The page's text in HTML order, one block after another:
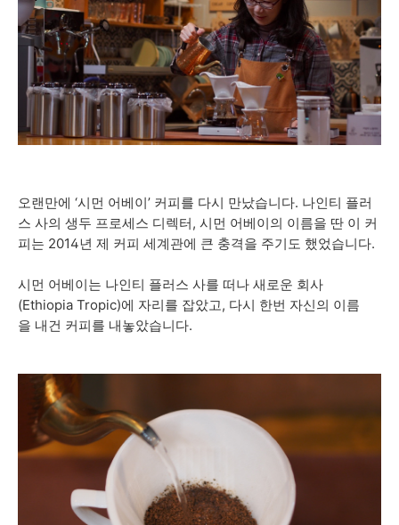
오랜만에 ‘시먼 어베이’ 커피를 다시 만났습니다. 나인티 플러
스 사의 생두 프로세스 디렉터, 시먼 어베이의 이름을 딴 이 커
피는 2014년 제 커피 세계관에 큰 충격을 주기도 했었습니다.
시먼 어베이는 나인티 플러스 사를 떠나 새로운 회사
(Ethiopia Tropic)에 자리를 잡았고, 다시 한번 자신의 이름
을 내건 커피를 내놓았습니다.